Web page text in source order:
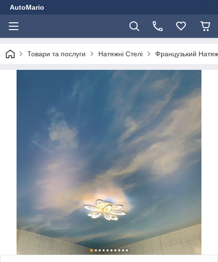
AutoMario
Товари та послуги Натяжні Стелі Французький